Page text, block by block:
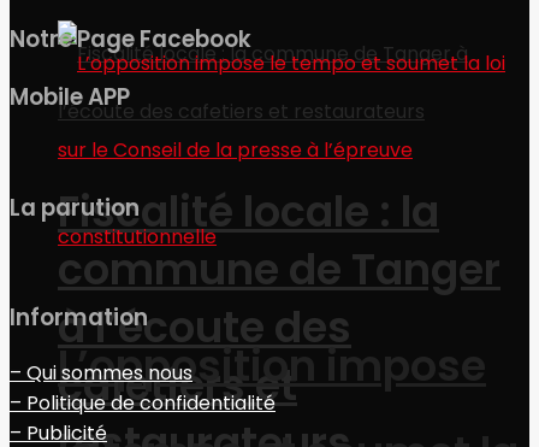
Fiscalité locale : la
commune de Tanger
à l’écoute des
cafetiers et
L’opposition impose
Notre Page Facebook
Mobile APP
La parution
Information
– Qui sommes nous
– Politique de confidentialité
– Publicité